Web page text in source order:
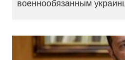
военнообязанным